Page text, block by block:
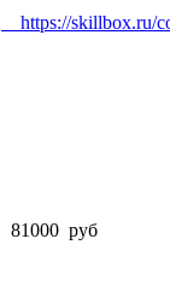
https://skillbox.ru/
81000 руб